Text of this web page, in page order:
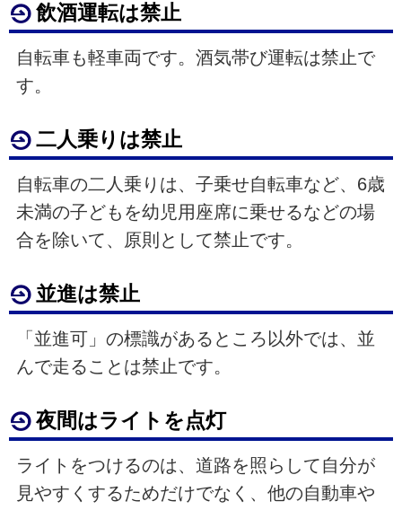
飲酒運転は禁止
自転車も軽車両です。酒気帯び運転は禁止で
す。
二人乗りは禁止
自転車の二人乗りは、子乗せ自転車など、6歳
未満の子どもを幼児用座席に乗せるなどの場
合を除いて、原則として禁止です。
並進は禁止
「並進可」の標識があるところ以外では、並
んで走ることは禁止です。
夜間はライトを点灯
ライトをつけるのは、道路を照らして自分が
見やすくするためだけでなく、他の自動車や